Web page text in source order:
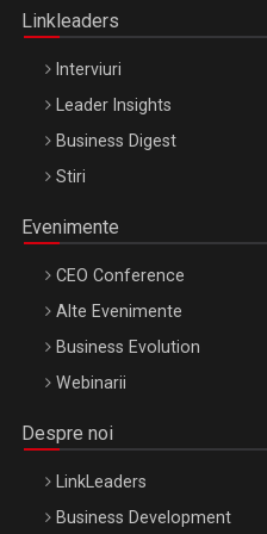
Linkleaders
Interviuri
Leader Insights
Business Digest
Stiri
Evenimente
CEO Conference
Alte Evenimente
Business Evolution
Webinarii
Despre noi
LinkLeaders
Business Development